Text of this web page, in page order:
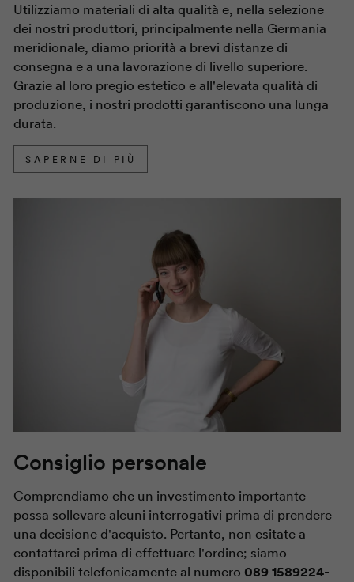
Utilizziamo materiali di alta qualità e, nella selezione
dei nostri produttori, principalmente nella Germania
meridionale, diamo priorità a brevi distanze di
consegna e a una lavorazione di livello superiore.
Grazie al loro pregio estetico e all'elevata qualità di
produzione, i nostri prodotti garantiscono una lunga
durata.
SAPERNE DI PIÙ
Consiglio personale
Comprendiamo che un investimento importante
possa sollevare alcuni interrogativi prima di prendere
una decisione d'acquisto. Pertanto, non esitate a
contattarci prima di effettuare l'ordine; siamo
disponibili telefonicamente al numero 089 1589224-